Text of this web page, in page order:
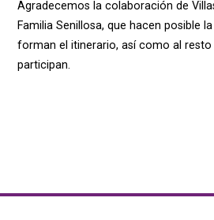
Agradecemos la colaboración de
Familia Senillosa, que hacen posible
forman el itinerario, así como al
participan.